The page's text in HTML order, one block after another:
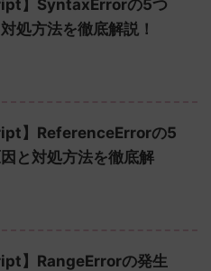
】SyntaxErrorの5つ
処方法を徹底解説！
】ReferenceErrorの5
と対処方法を徹底解
】RangeErrorの発生